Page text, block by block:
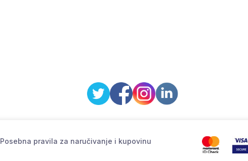
Posebna pravila za naručivanje i kupovinu